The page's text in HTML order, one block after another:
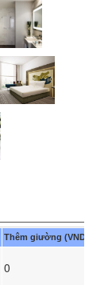
Thêm giường (VND)
0